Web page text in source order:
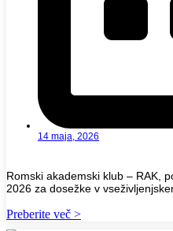
14 maja, 2026
Romski akademski klub – RAK,
2026 za dosežke v
Preberite več >